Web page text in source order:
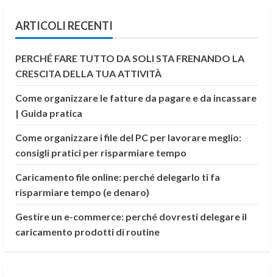
ARTICOLI RECENTI
PERCHÉ FARE TUTTO DA SOLI STA FRENANDO LA
CRESCITA DELLA TUA ATTIVITÀ
Come organizzare le fatture da pagare e da incassare
| Guida pratica
Come organizzare i file del PC per lavorare meglio:
consigli pratici per risparmiare tempo
Caricamento file online: perché delegarlo ti fa
risparmiare tempo (e denaro)
Gestire un e-commerce: perché dovresti delegare il
caricamento prodotti di routine